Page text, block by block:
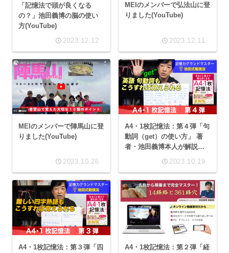
「記憶法で頭が良くなる
の？」池田義博の脳の使い
方(YouTube)
2023.12.12
MEIのメンバーで弘法山に登
りました(YouTube)
2023.12.11
MEIのメンバーで陣馬山に登
りました(YouTube)
2023.10.26
A4・1枚記憶法：第４弾「句
動詞（get）の使い方」 著
者・池田義博本人が解説
2023.10.19
A4・1枚記憶法：第３弾「四
A4・1枚記憶法：第２弾「経